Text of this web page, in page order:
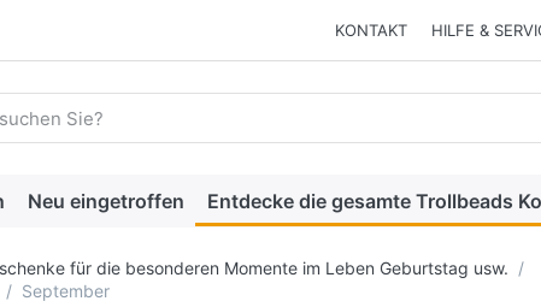
KONTAKT HILFE &
Suchbegriff ein. Während Sie tippen, erscheinen
Neu eingetroffen Entdecke die gesamte Trollbeads
für die besonderen Momente im Leben Geburtstag usw.
September